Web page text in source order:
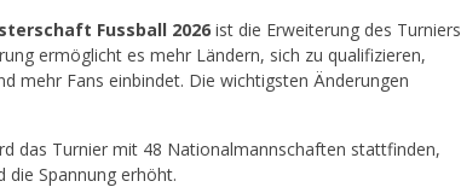
Fussball 2026 ist die Erweiterung des Turniers
ermöglicht es mehr Ländern, sich zu qualifizieren,
mehr Fans einbindet. Die wichtigsten Änderungen
das Turnier mit 48 Nationalmannschaften stattfinden,
die Spannung erhöht.
PNS
Bahasa Inggris
GTK